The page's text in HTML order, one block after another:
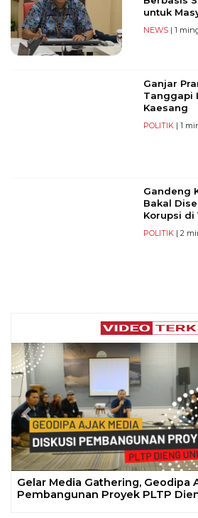
untuk
NEWS| 1
Ganjar
Tanggapi
Kaesang
POLITIK| 1
Gandeng
Bakal
Korupsi di
POLITIK| 2
Gelar Media Gathering, Geodipa
Pembangunan Proyek PLTP
Previous